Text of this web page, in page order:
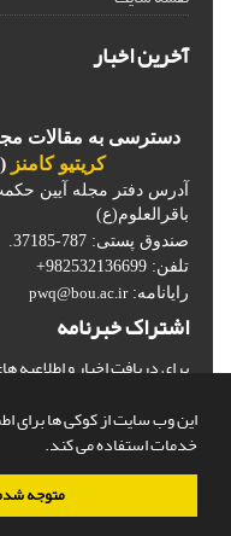
این وب سایت از کوکی ها برای
خدمات استفاده می کند.
متوجه
آخرین اخبار
دسترسی به مقالات
کریتیو کامنز (
آدرس دفتر مجله آیین
باقرالعلوم(ع)
صندوق پستی: 787-37185.
تلفن: 982532136699+
رایانامه:pwq@bou.ac.ir
اشتراک خبرنامه
برای دریافت اخبار و